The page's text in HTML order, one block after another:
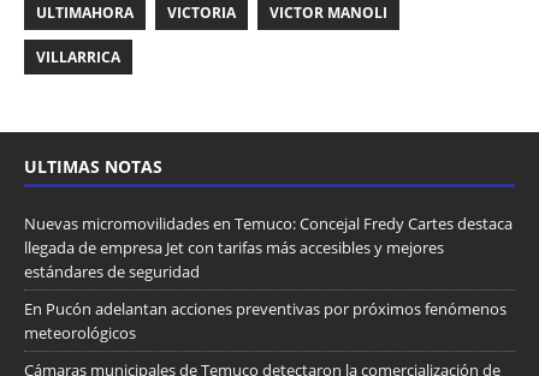
ULTIMAHORA VICTORIA VICTOR MANOLI
VILLARRICA
ULTIMAS NOTAS
Nuevas micromovilidades en Temuco: Concejal Fredy Cartes destaca
llegada de empresa Jet con tarifas más accesibles y mejores
estándares de seguridad
En Pucón adelantan acciones preventivas por próximos fenómenos
meteorológicos
Cámaras municipales de Temuco detectaron la comercialización de